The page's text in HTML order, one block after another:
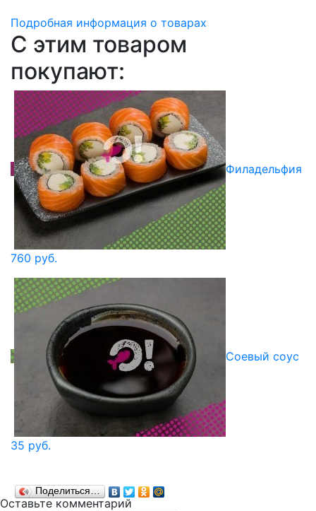
Подробная информация о товарах
C этим товаром
покупают:
Филадельфия
760 руб.
Соевый соус
35 руб.
Поделиться…
Оставьте комментарий